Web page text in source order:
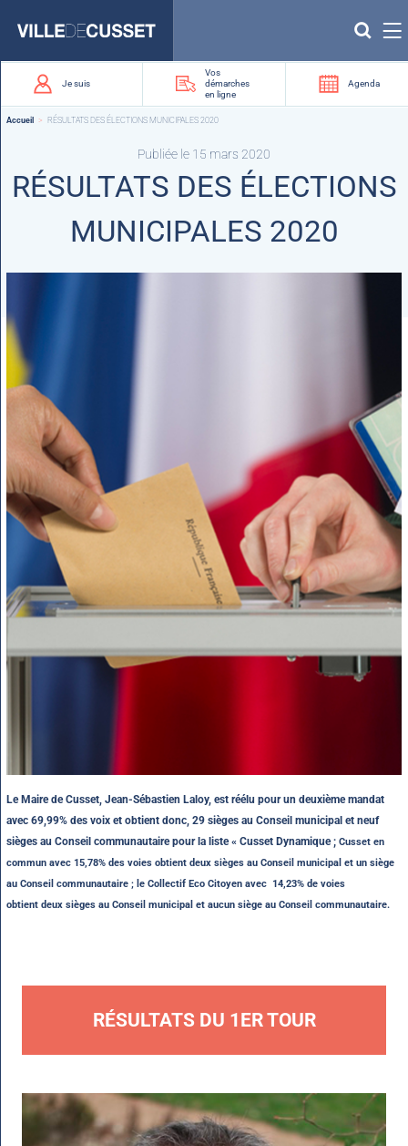
vous
Je suis
Vos
démarches
en ligne
Agenda
Accueil RÉSULTATS DES ÉLECTIONS MUNICIPALES 2020
Publiée le 15 mars 2020
RÉSULTATS DES ÉLECTIONS
MUNICIPALES 2020
Le Maire de Cusset, Jean-Sébastien Laloy, est réélu pour un deuxième mandat
avec 69,99% des voix et obtient donc, 29 sièges au Conseil municipal et neuf
sièges au Conseil communautaire pour la liste « Cusset Dynamique ; Cusset en
commun avec 15,78% des voies obtient deux sièges au Conseil municipal et un siège
au Conseil communautaire ; le Collectif Eco Citoyen avec 14,23% de voies
obtient deux sièges au Conseil municipal et aucun siège au Conseil communautaire.
RÉSULTATS DU 1ER TOUR